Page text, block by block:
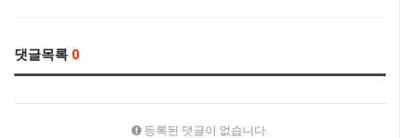
댓글목록 0
등록된 댓글이 없습니다.